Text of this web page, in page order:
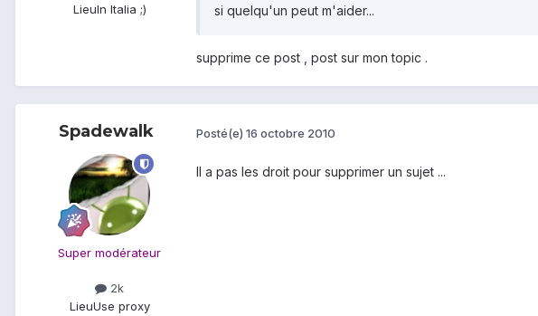
LieuIn Italia ;) si quelqu'un peut m'aider...
supprime ce post , post sur mon topic .
Spadewalk
Super modérateur
2k
LieuUse proxy
Posté(e) 16 octobre 2010
Il a pas les droit pour supprimer un sujet ...